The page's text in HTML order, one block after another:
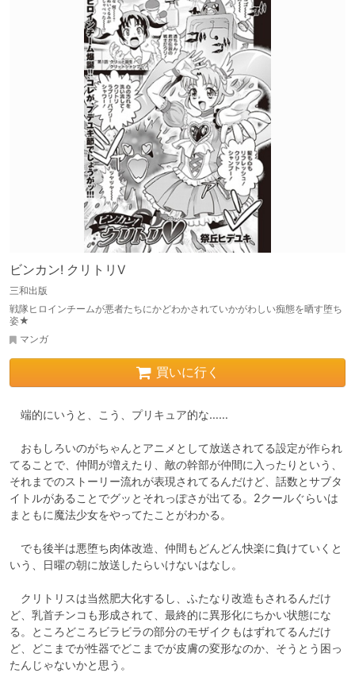
ビンカン! クリトリV
三和出版
戦隊ヒロインチームが悪者たちにかどわかされていかがわしい痴態を晒す堕ち
姿★
マンガ
買いに行く
端的にいうと、こう、プリキュア的な……
おもしろいのがちゃんとアニメとして放送されてる設定が作られ
てることで、仲間が増えたり、敵の幹部が仲間に入ったりという、
それまでのストーリー流れが表現されてるんだけど、話数とサブタ
イトルがあることでグッとそれっぽさが出てる。2クールぐらいは
まともに魔法少女をやってたことがわかる。
でも後半は悪堕ち肉体改造、仲間もどんどん快楽に負けていくと
いう、日曜の朝に放送したらいけないはなし。
クリトリスは当然肥大化するし、ふたなり改造もされるんだけ
ど、乳首チンコも形成されて、最終的に異形化にちかい状態にな
る。ところどころビラビラの部分のモザイクもはずれてるんだけ
ど、どこまでが性器でどこまでが皮膚の変形なのか、そうとう困っ
たんじゃないかと思う。